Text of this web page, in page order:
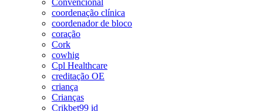
coordenação clínica
coordenador de bloco
coração
Cork
cowhig
Cpl Healthcare
creditação OE
criança
Crianças
Crikbet99 id